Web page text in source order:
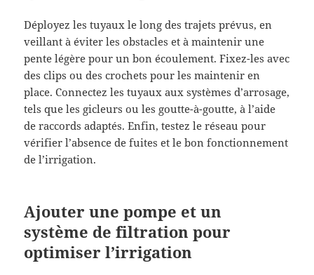
Déployez les tuyaux le long des trajets prévus, en
veillant à éviter les obstacles et à maintenir une
pente légère pour un bon écoulement. Fixez-les avec
des clips ou des crochets pour les maintenir en
place. Connectez les tuyaux aux systèmes d’arrosage,
tels que les gicleurs ou les goutte-à-goutte, à l’aide
de raccords adaptés. Enfin, testez le réseau pour
vérifier l’absence de fuites et le bon fonctionnement
de l’irrigation.
Ajouter une pompe et un
système de filtration pour
optimiser l’irrigation